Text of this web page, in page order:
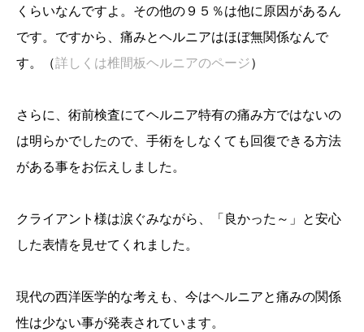
くらいなんですよ。その他の９５％は他に原因があるん
です。ですから、痛みとヘルニアはほぼ無関係なんで
す。（詳しくは椎間板ヘルニアのページ）
さらに、術前検査にてヘルニア特有の痛み方ではないの
は明らかでしたので、手術をしなくても回復できる方法
がある事をお伝えしました。
クライアント様は涙ぐみながら、「良かった～」と安心
した表情を見せてくれました。
現代の西洋医学的な考えも、今はヘルニアと痛みの関係
性は少ない事が発表されています。